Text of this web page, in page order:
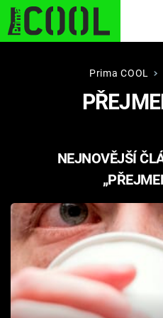
STARHOUSE BUFFY,
PLNEJ KOTEL
Filmy
Seriály
Hry
Prima COOL
NEJNOVĚJŠÍ